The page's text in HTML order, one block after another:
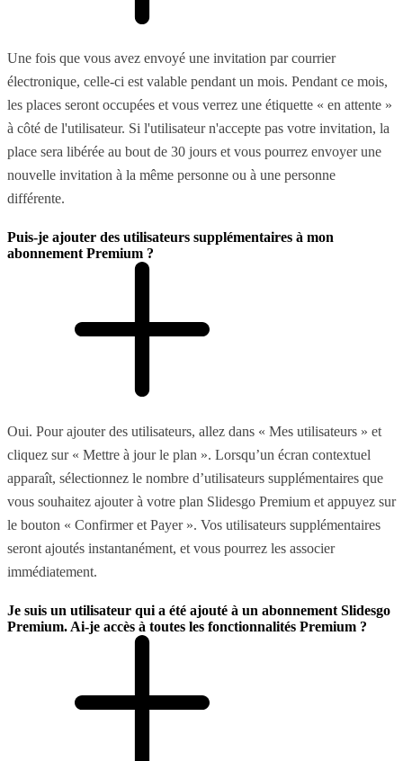
Une fois que vous avez envoyé une invitation par courrier
électronique, celle-ci est valable pendant un mois. Pendant ce mois,
les places seront occupées et vous verrez une étiquette « en attente »
à côté de l'utilisateur. Si l'utilisateur n'accepte pas votre invitation, la
place sera libérée au bout de 30 jours et vous pourrez envoyer une
nouvelle invitation à la même personne ou à une personne
différente.
Puis-je ajouter des utilisateurs supplémentaires à mon
abonnement Premium ?
Oui. Pour ajouter des utilisateurs, allez dans « Mes utilisateurs » et
cliquez sur « Mettre à jour le plan ». Lorsqu’un écran contextuel
apparaît, sélectionnez le nombre d’utilisateurs supplémentaires que
vous souhaitez ajouter à votre plan Slidesgo Premium et appuyez sur
le bouton « Confirmer et Payer ». Vos utilisateurs supplémentaires
seront ajoutés instantanément, et vous pourrez les associer
immédiatement.
Je suis un utilisateur qui a été ajouté à un abonnement Slidesgo
Premium. Ai-je accès à toutes les fonctionnalités Premium ?